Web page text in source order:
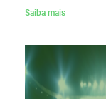
Saiba mais